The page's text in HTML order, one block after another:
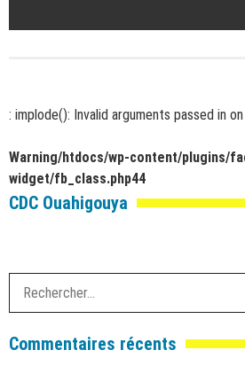
: implode(): Invalid arguments passed in
Warning/htdocs/wp-content/plugins/
widget/fb_class.php44
CDC Ouahigouya
Commentaires récents